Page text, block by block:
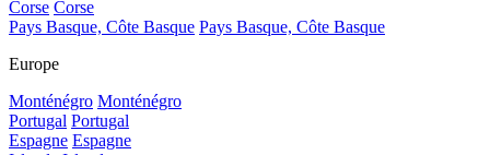
Corse Corse
Pays Basque, Côte Basque Pays Basque, Côte Basque
Europe
Monténégro Monténégro
Portugal Portugal
Espagne Espagne